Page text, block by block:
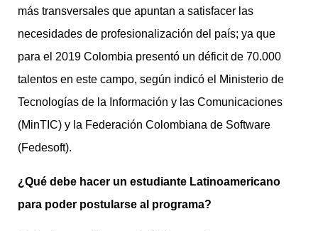
más transversales que apuntan a satisfacer las
necesidades de profesionalización del país; ya que
para el 2019 Colombia presentó un déficit de 70.000
talentos en este campo, según indicó el Ministerio de
Tecnologías de la Información y las Comunicaciones
(MinTIC) y la Federación Colombiana de Software
(Fedesoft).
¿Qué debe hacer un estudiante Latinoamericano
para poder postularse al programa?